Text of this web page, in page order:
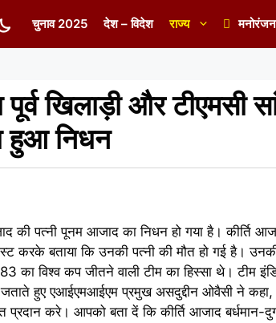
चुनाव 2025 देश – विदेश राज्य मनोरंजन
खिलाड़ी और टीएमसी
हुआ निधन
की पत्नी पूनम आजाद का निधन हो गया है। कीर्ति
करके बताया कि उनकी पत्नी की मौत हो गई है।
का विश्व कप जीतने वाली टीम का हिस्सा थे। टीम
हुए एआईएमआईएम प्रमुख असदुद्दीन ओवैसी ने
करे। आपको बता दें कि कीर्ति आजाद बर्धमान-